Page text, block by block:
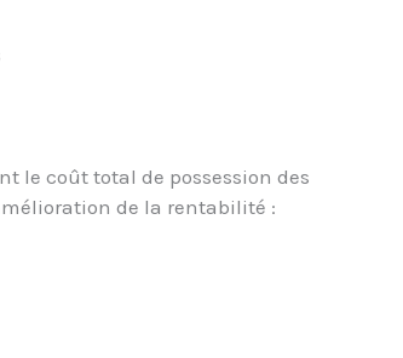
le coût total de possession des
de la rentabilité :